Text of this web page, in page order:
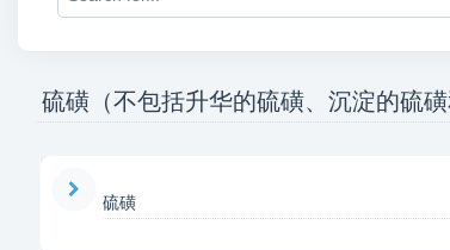
硫磺（不包括升华的硫磺、沉淀的硫
硫磺